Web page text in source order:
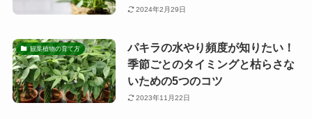
2024年2月29日
観葉植物の育て方
パキラの水やり頻度が知りたい！
季節ごとのタイミングと枯らさな
いための5つのコツ
2023年11月22日